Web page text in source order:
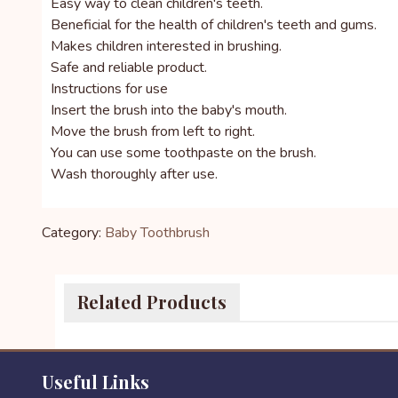
Beneficial for the health of children's teeth and gums.
Makes children interested in brushing.
Safe and reliable product.
Instructions for use
Insert the brush into the baby's mouth.
Move the brush from left to right.
You can use some toothpaste on the brush.
Wash thoroughly after use.
Category: Baby Toothbrush
Related Products
Useful Links